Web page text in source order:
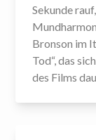
Sekunde
Bronson im
Tod“, das
des Films